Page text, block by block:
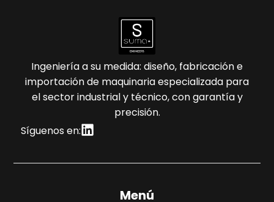
Ingeniería a su medida: diseño, fabricación e
importación de maquinaria especializada para
el sector industrial y técnico, con garantía y
precisión.
Síguenos en:
Menú